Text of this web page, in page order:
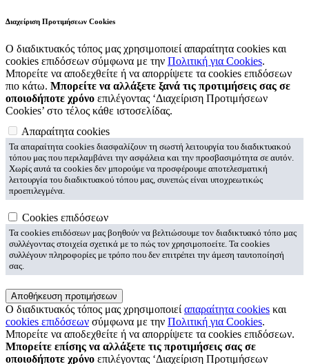
Διαχείριση Προτιμήσεων Cookies
Ο διαδικτυακός τόπος μας χρησιμοποιεί απαραίτητα cookies και
cookies επιδόσεων σύμφωνα με την Πολιτική για Cookies.
Μπορείτε να αποδεχθείτε ή να απορρίψετε τα cookies επιδόσεων
πιο κάτω. Μπορείτε να αλλάξετε ξανά τις προτιμήσεις σας σε
οποιοδήποτε χρόνο επιλέγοντας ‘Διαχείριση Προτιμήσεων
Cookies’ στο τέλος κάθε ιστοσελίδας.
Απαραίτητα cookies
Τα απαραίτητα cookies διασφαλίζουν τη σωστή λειτουργία του διαδικτυακού
τόπου μας που περιλαμβάνει την ασφάλεια και την προσβασιμότητα σε αυτόν.
Χωρίς αυτά τα cookies δεν μπορούμε να προσφέρουμε αποτελεσματική
λειτουργία του διαδικτυακού τόπου μας, συνεπώς είναι υποχρεωτικώς
προεπιλεγμένα.
Cookies επιδόσεων
Τα cookies επιδόσεων μας βοηθούν να βελτιώσουμε τον διαδικτυακό τόπο μας
συλλέγοντας στοιχεία σχετικά με το πώς τον χρησιμοποείτε. Τα cookies
συλλέγουν πληροφορίες με τρόπο που δεν επιτρέπει την άμεση ταυτοποίησή
σας.
Αποθήκευση προτιμήσεων
Ο διαδικτυακός τόπος μας χρησιμοποιεί απαραίτητα cookies και
cookies επιδόσεων σύμφωνα με την Πολιτική για Cookies.
Μπορείτε να αποδεχθείτε ή να απορρίψετε τα cookies επιδόσεων.
Μπορείτε επίσης να αλλάξετε τις προτιμήσεις σας σε
οποιοδήποτε χρόνο επιλέγοντας ‘Διαχείριση Προτιμήσεων